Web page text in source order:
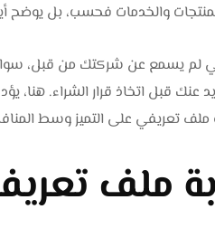
والخدمات فحسب، بل يوضح
لم يسمع عن شركتك من قبل،
عنك قبل اتخاذ قرار الشراء.
تعريفي على التميز وسط
ملف